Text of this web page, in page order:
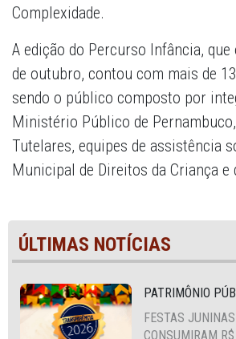
Complexidade.
A edição do Percurso Infância,
de outubro, contou com mais de
sendo o público composto por
Ministério Público de
Tutelares, equipes de assistência
Municipal de Direitos da Criança e
ÚLTIMAS NOTÍCIAS
PATRIMÔNIO
FESTAS
CONSUMIRAM